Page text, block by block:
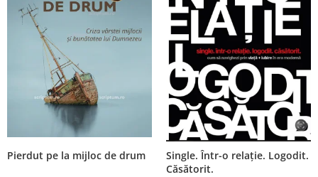
Pierdut pe la mijloc de drum
Single. Într-o relație. Logodit.
Căsătorit.